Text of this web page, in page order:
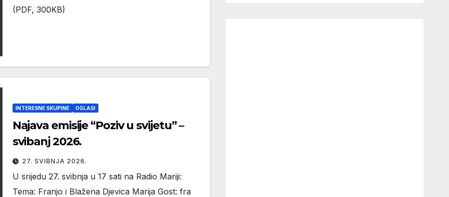
(PDF, 300KB)
INTERESNE SKUPINE OGLASI
Najava emisije “Poziv u svijetu” –
svibanj 2026.
27. SVIBNJA 2026.
U srijedu 27. svibnja u 17 sati na Radio Mariji:
Tema: Franjo i Blažena Djevica Marija Gost: fra